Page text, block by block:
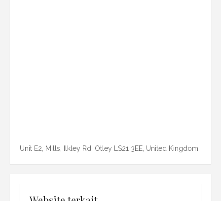
Unit E2, Mills, Ilkley Rd, Otley LS21 3EE, United Kingdom